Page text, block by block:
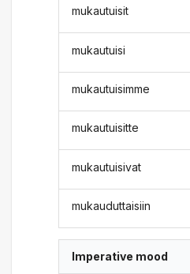
mukautuisit
mukautuisi
mukautuisimme
mukautuisitte
mukautuisivat
mukauduttaisiin
Imperative mood